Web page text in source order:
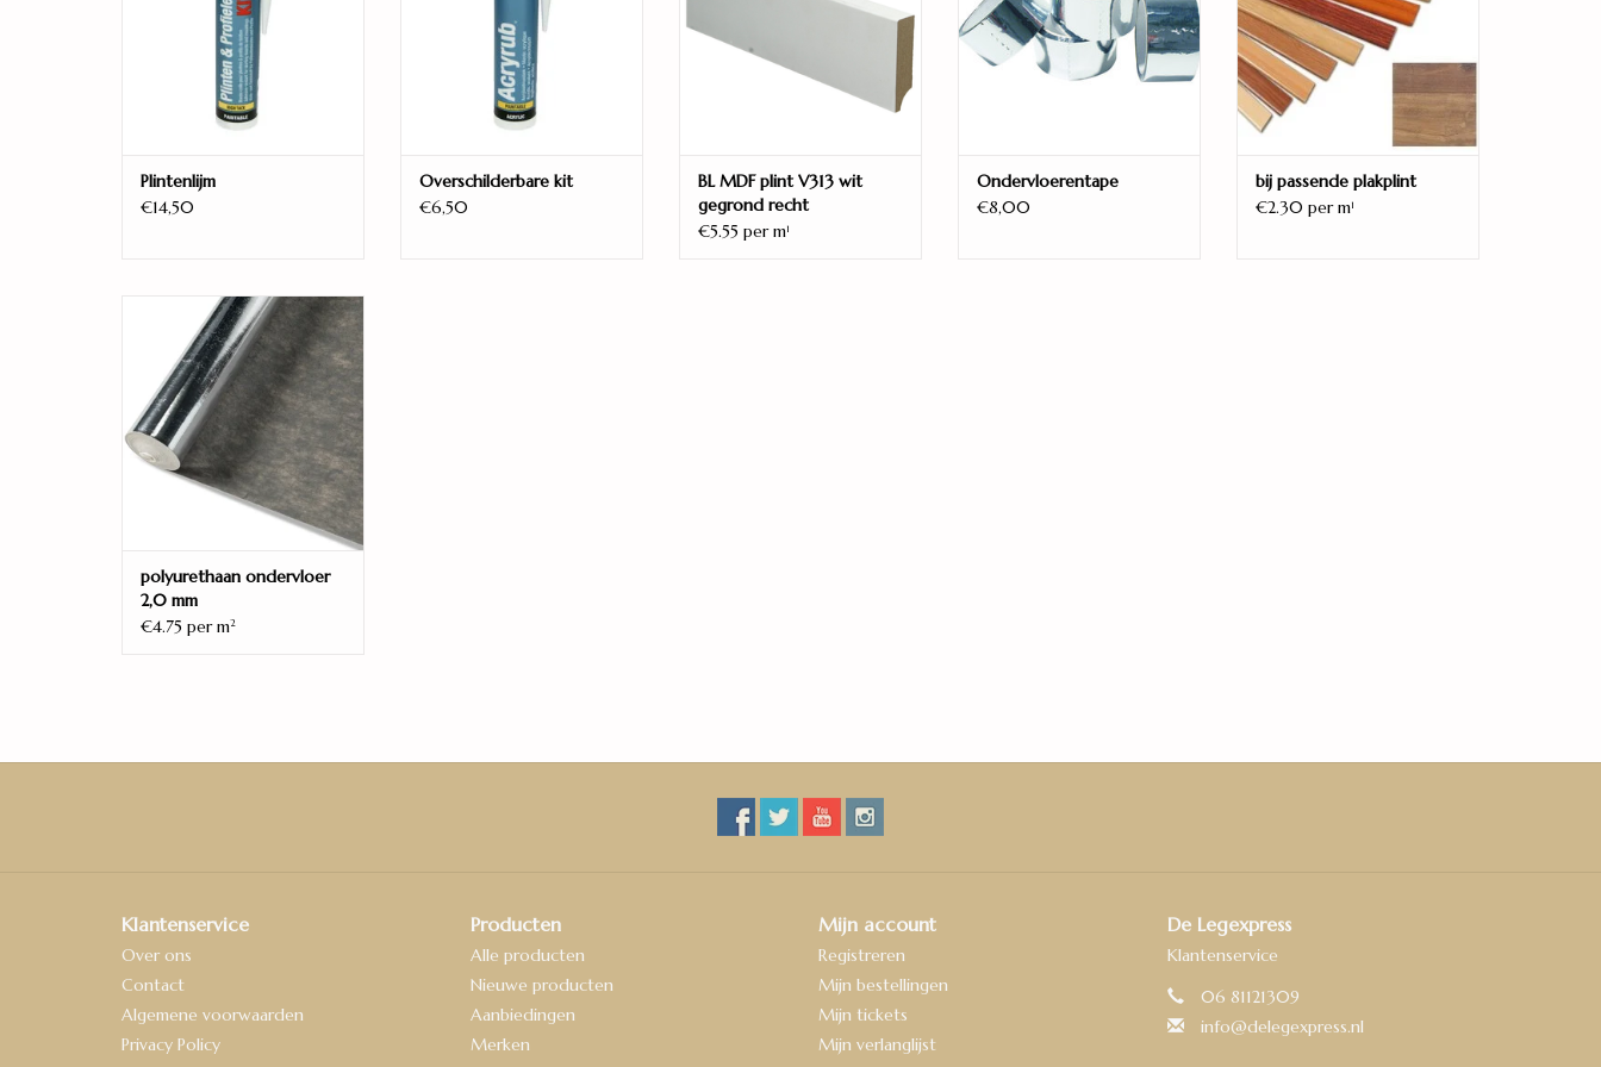
Eigenschappen:
Waterbestendig
Warmteweerstand:
0,057 m2K/W
Plintenlijm
€14,50
Overschilderbare kit
€6,50
BL MDF plint V313 wit
gegrond recht
€5.55 per m1
Ondervloerentape
€8,00
bij passende plakplint
€2.30 per m1
polyurethaan ondervloer 2,0
mm
TOEVOEGEN AAN WINKELWAGEN
polyurethaan ondervloer
2,0 mm
€4.75 per m2
Klantenservice
Over ons
Contact
Algemene voorwaarden
Privacy Policy
Producten
Alle producten
Nieuwe producten
Aanbiedingen
Merken
Mijn account
Registreren
Mijn bestellingen
Mijn tickets
Mijn verlanglijst
De Legexpress
Klantenservice
06 81121309
info@delegexpress.nl